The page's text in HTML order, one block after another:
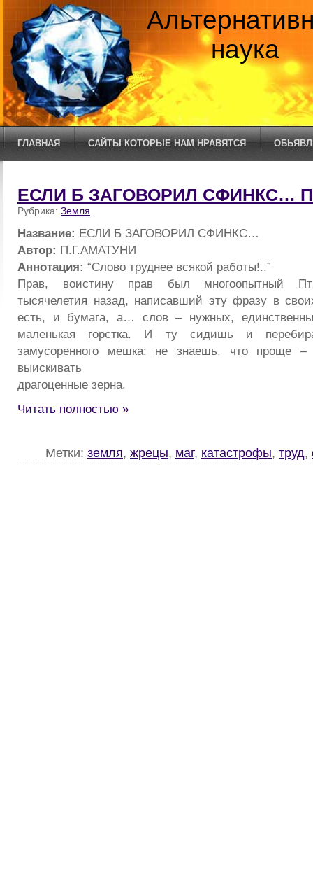
наука
ГЛАВНАЯ САЙТЫ КОТОРЫЕ НАМ НРАВЯТСЯ
ЕСЛИ Б ЗАГОВОРИЛ СФИНКС…
Рубрика: Земля
Название: ЕСЛИ Б ЗАГОВОРИЛ СФИНКС…
Автор: П.Г.АМАТУНИ
Аннотация: “Слово труднее всякой работы!..”
Прав, воистину прав был многоопытный
тысячелетия назад, написавший эту фразу в
есть, и бумага, а… слов – нужных,
маленькая горстка. И ту сидишь и
замусоренного мешка: не знаешь, что проще –
выискивать
драгоценные зерна.
Читать полностью »
Метки: земля, жрецы, маг, катастрофы, труд,